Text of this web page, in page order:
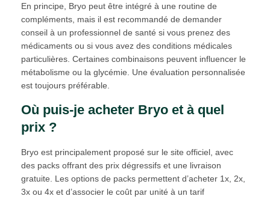
En principe, Bryo peut être intégré à une routine de
compléments, mais il est recommandé de demander
conseil à un professionnel de santé si vous prenez des
médicaments ou si vous avez des conditions médicales
particulières. Certaines combinaisons peuvent influencer le
métabolisme ou la glycémie. Une évaluation personnalisée
est toujours préférable.
Où puis-je acheter Bryo et à quel
prix ?
Bryo est principalement proposé sur le site officiel, avec
des packs offrant des prix dégressifs et une livraison
gratuite. Les options de packs permettent d’acheter 1x, 2x,
3x ou 4x et d’associer le coût par unité à un tarif